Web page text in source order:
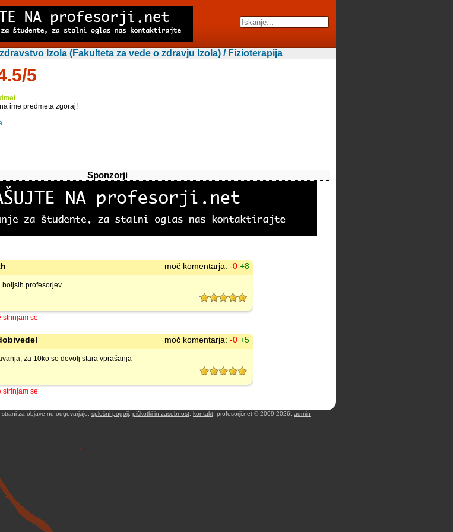
Izola (Fakulteta za vede o zdravju Izola) / Fizioterapija
5
ime predmeta zgoraj!
Sponzorji
moč komentarja: -0 +8
boljsih profesorjev.
strinjam se
moč komentarja: -0 +5
za 10ko so dovolj stara vprašanja
strinjam se
za objave ne odgovarjajo. splošni pogoji piškotki in zasebnost kontakt . profesorji.net © 2009-2026. admin